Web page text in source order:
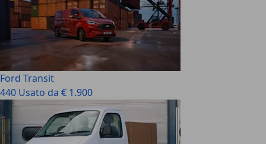
Ford Transit
440 Usato da € 1.900